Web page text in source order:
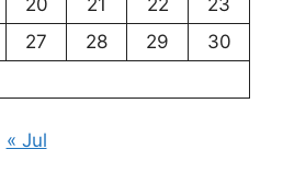
20 21 22
23
27 28 29
30
« Jul